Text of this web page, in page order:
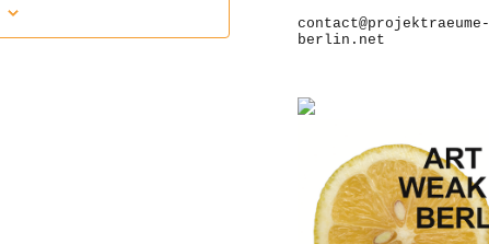
contact@projektraeume-
berlin.net